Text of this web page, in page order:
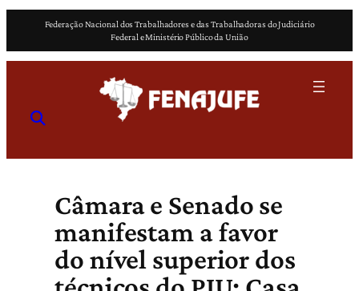
o
Federação Nacional dos Trabalhadores e das Trabalhadoras do Judiciário
Federal e Ministério Público da União
Câmara e Senado se
manifestam a favor
do nível superior dos